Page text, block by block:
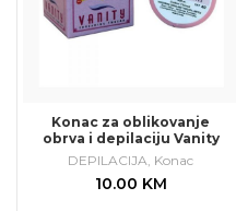
Konac za oblikovanje
obrva i depilaciju Vanity
DEPILACIJA Konac
10.00 KM